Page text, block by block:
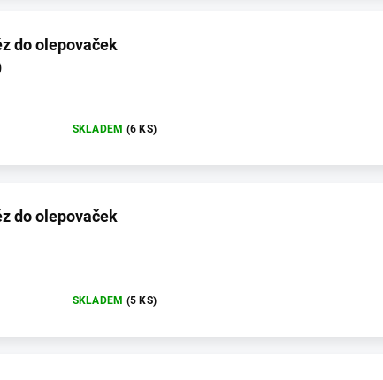
do olepovaček
SKLADEM (6 KS)
do olepovaček
SKLADEM (5 KS)